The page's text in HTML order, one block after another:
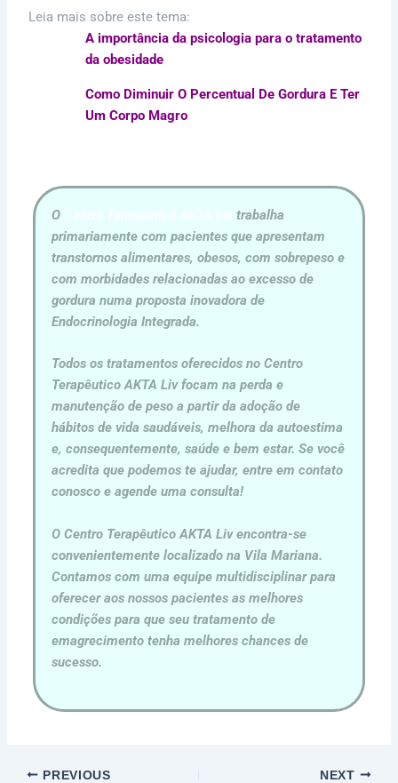
Leia mais sobre este tema:
A importância da psicologia para o tratamento
da obesidade
Como Diminuir O Percentual De Gordura E Ter
Um Corpo Magro
O Centro Terapêutico AKTA Liv trabalha
primariamente com pacientes que apresentam
transtornos alimentares, obesos, com sobrepeso e
com morbidades relacionadas ao excesso de
gordura numa proposta inovadora de
Endocrinologia Integrada.
Todos os tratamentos oferecidos no Centro
Terapêutico AKTA Liv focam na perda e
manutenção de peso a partir da adoção de
hábitos de vida saudáveis, melhora da autoestima
e, consequentemente, saúde e bem estar. Se você
acredita que podemos te ajudar, entre em contato
conosco eagende uma consulta!
O Centro Terapêutico AKTA Liv encontra-se
convenientemente localizado na Vila Mariana.
Contamos com uma equipe multidisciplinar para
oferecer aos nossos pacientes as melhores
condições para que seu tratamento de
emagrecimento tenha melhores chances de
sucesso.
PREVIOUS NEXT